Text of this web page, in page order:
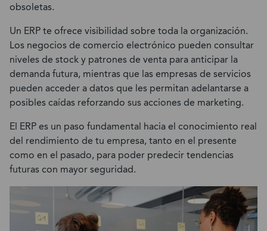
obsoletas.
Un ERP te ofrece visibilidad sobre toda la organización.
Los negocios de comercio electrónico pueden consultar
niveles de stock y patrones de venta para anticipar la
demanda futura, mientras que las empresas de servicios
pueden acceder a datos que les permitan adelantarse a
posibles caídas reforzando sus acciones de marketing.
El ERP es un paso fundamental hacia el conocimiento real
del rendimiento de tu empresa, tanto en el presente
como en el pasado, para poder predecir tendencias
futuras con mayor seguridad.